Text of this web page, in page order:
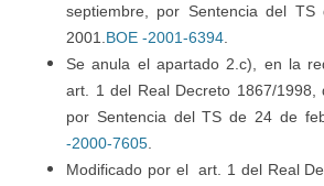
septiembre, por Sentencia del
2001.BOE -2001-6394.
Se anula el apartado 2.c), en la
art. 1 del Real Decreto 1867/1998,
por Sentencia del TS de 24 de
-2000-7605.
Modificado por el art. 1 del Real